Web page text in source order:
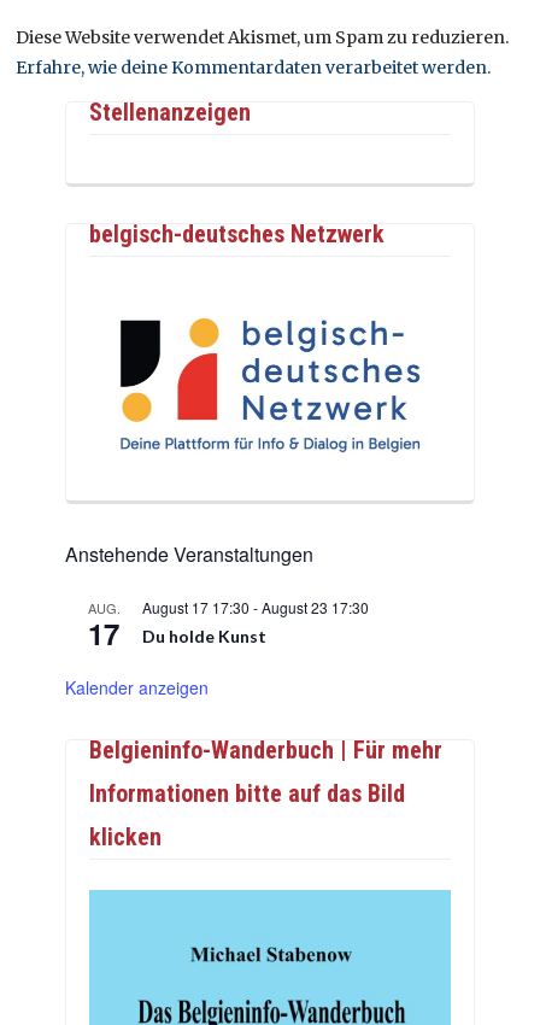
Diese Website verwendet Akismet, um Spam zu reduzieren.
Erfahre, wie deine Kommentardaten verarbeitet werden.
Stellenanzeigen
belgisch-deutsches Netzwerk
Anstehende Veranstaltungen
AUG.
17
August 17 17:30 -August 23 17:30
Du holde Kunst
Kalender anzeigen
Belgieninfo-Wanderbuch | Für mehr
Informationen bitte auf das Bild
klicken